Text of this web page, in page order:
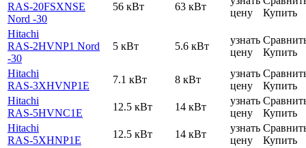
RAS-20FSXNSE
Nord -30
56 кВт 63 кВт
цену
Купить
Hitachi
RAS-2HVNP1 Nord
-30
5 кВт 5.6 кВт
узнать
цену
Купить
Hitachi
RAS-3XHVNP1E
7.1 кВт 8 кВт
узнать
цену
Купить
Hitachi
RAS-5HVNC1E
12.5 кВт 14 кВт
узнать
цену
Купить
Hitachi
RAS-5XHNP1E
12.5 кВт 14 кВт
узнать
цену
Купить